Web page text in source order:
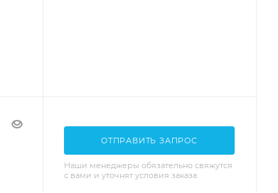
ОТПРАВИТЬ ЗАПРОС
Наши менеджеры обязательно свяжутся
с вами и уточнят условия заказа